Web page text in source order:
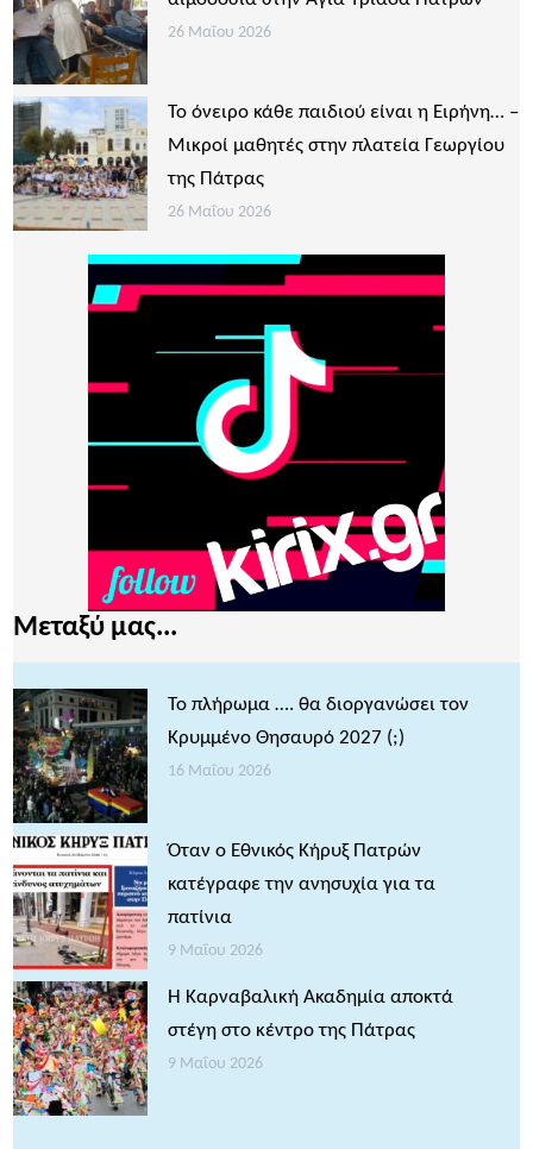
26 Μαΐου 2026
Το όνειρο κάθε παιδιού είναι η Ειρήνη… –
Μικροί μαθητές στην πλατεία Γεωργίου
της Πάτρας
26 Μαΐου 2026
Μεταξύ μας...
Το πλήρωμα …. θα διοργανώσει τον
Κρυμμένο Θησαυρό 2027 (;)
16 Μαΐου 2026
Όταν ο Εθνικός Κήρυξ Πατρών
κατέγραφε την ανησυχία για τα
πατίνια
9 Μαΐου 2026
Η Καρναβαλική Ακαδημία αποκτά
στέγη στο κέντρο της Πάτρας
9 Μαΐου 2026